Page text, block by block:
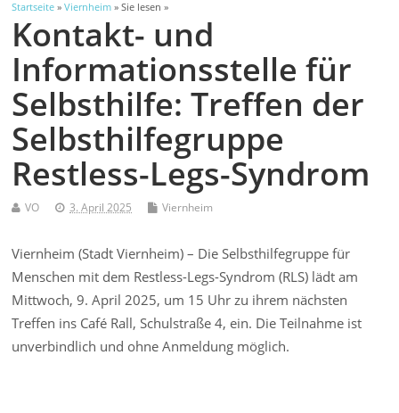
Startseite »Viernheim » Sie lesen »
Kontakt- und
Informationsstelle für
Selbsthilfe: Treffen der
Selbsthilfegruppe
Restless-Legs-Syndrom
VO 3. April 2025 Viernheim
Viernheim (Stadt Viernheim) – Die Selbsthilfegruppe für
Menschen mit dem Restless-Legs-Syndrom (RLS) lädt am
Mittwoch, 9. April 2025, um 15 Uhr zu ihrem nächsten
Treffen ins Café Rall, Schulstraße 4, ein. Die Teilnahme ist
unverbindlich und ohne Anmeldung möglich.